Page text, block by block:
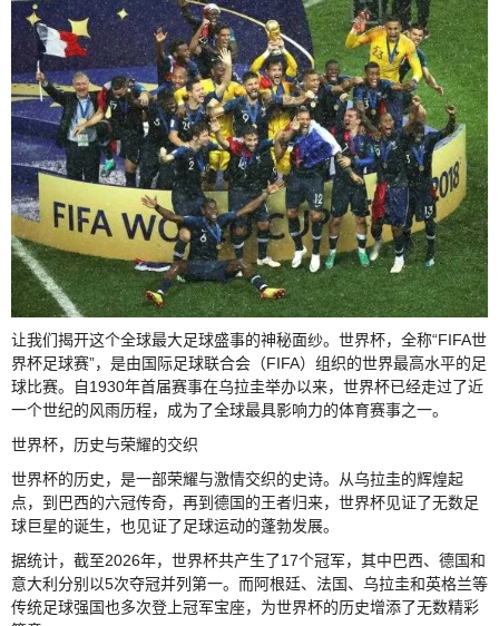
让我们揭开这个全球最大足球盛事的神秘面纱。世界杯，全称“FIFA世
界杯足球赛”，是由国际足球联合会（FIFA）组织的世界最高水平的足
球比赛。自1930年首届赛事在乌拉圭举办以来，世界杯已经走过了近
一个世纪的风雨历程，成为了全球最具影响力的体育赛事之一。
世界杯，历史与荣耀的交织
世界杯的历史，是一部荣耀与激情交织的史诗。从乌拉圭的辉煌起
点，到巴西的六冠传奇，再到德国的王者归来，世界杯见证了无数足
球巨星的诞生，也见证了足球运动的蓬勃发展。
据统计，截至2026年，世界杯共产生了17个冠军，其中巴西、德国和
意大利分别以5次夺冠并列第一。而阿根廷、法国、乌拉圭和英格兰等
传统足球强国也多次登上冠军宝座，为世界杯的历史增添了无数精彩